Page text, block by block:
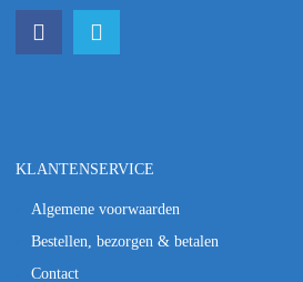
KLANTENSERVICE
Algemene voorwaarden
Bestellen, bezorgen & betalen
Contact